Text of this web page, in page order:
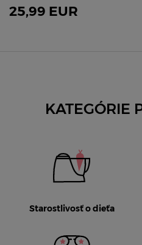
25,99 EUR
KATEGÓRIE
Starostlivosť o dieťa